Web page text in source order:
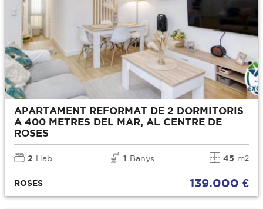
APARTAMENT REFORMAT DE 2 DORMITORIS
A 400 METRES DEL MAR, AL CENTRE DE
ROSES
2 Hab. 1 Banys 45 m2
ROSES 139.000 €